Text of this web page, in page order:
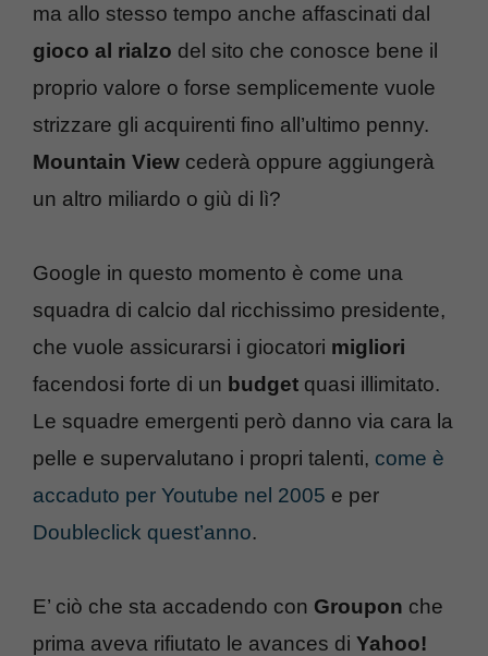
ma allo stesso tempo anche affascinati dal
gioco al rialzo del sito che conosce bene il
proprio valore o forse semplicemente vuole
strizzare gli acquirenti fino all’ultimo penny.
Mountain View cederà oppure aggiungerà
un altro miliardo o giù di lì?
Google in questo momento è come una
squadra di calcio dal ricchissimo presidente,
che vuole assicurarsi i giocatori migliori
facendosi forte di un budget quasi illimitato.
Le squadre emergenti però danno via cara la
pelle e supervalutano i propri talenti, come è
accaduto per Youtube nel 2005 e per
Doubleclick quest’anno.
E’ ciò che sta accadendo con Groupon che
prima aveva rifiutato le avances di Yahoo!